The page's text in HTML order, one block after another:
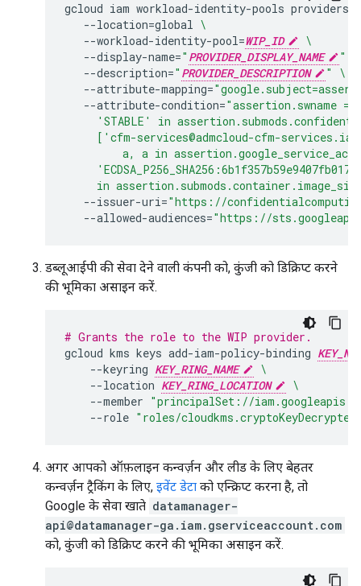
gcloud iam workload-identity-pools providers
--location=global \
--workload-identity-pool=WIP_ID
\
--display-name=" PROVIDER_DISPLAY_NAME "
--description=" PROVIDER_DESCRIPTION "
\
--attribute-mapping=
--attribute-condition="assertion.swname ==
'STABLE' in
['cfm-services@admcloud-cfm-
a, a in
in
--issuer-uri="https://
--allowed-audiences="https://
डब्लूआईपी की सेवा देने वाली कंपनी को, कुंजी को डिक्रिप्ट करने
की भूमिका असाइन करें.
# Grants the role to the WIP provider.
gcloud kms keys add-iam-policy-binding
--keyring KEY_RING_NAME
\
--location KEY_RING_LOCATION
\
--member "principalSet://
--role "roles/
अगर आपको ऑफ़लाइन कन्वर्ज़न और लीड के लिए बेहतर
कन्वर्ज़न ट्रैकिंग के लिए, इवेंट डेटा को एन्क्रिप्ट करना है, तो
Google के सेवा खाते datamanager-
api@datamanager-ga.iam.gserviceaccount.com
को, कुंजी को डिक्रिप्ट करने की भूमिका असाइन करें.